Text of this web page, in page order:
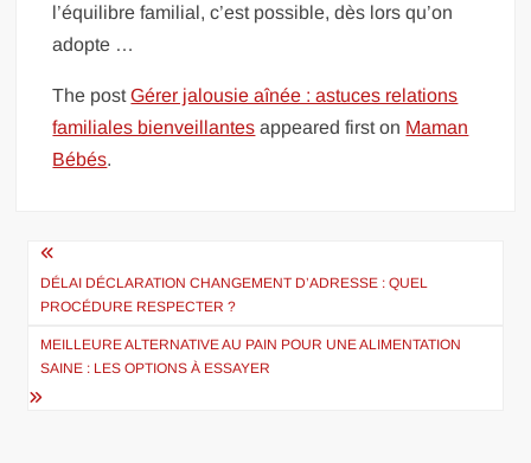
l’équilibre familial, c’est possible, dès lors qu’on
adopte …
The postGérer jalousie aînée : astuces relations
familiales bienveillantes appeared first on Maman
Bébés.
Navigation
de
l’article
DÉLAI DÉCLARATION CHANGEMENT D’ADRESSE : QUEL
PROCÉDURE RESPECTER ?
MEILLEURE ALTERNATIVE AU PAIN POUR UNE ALIMENTATION
SAINE : LES OPTIONS À ESSAYER